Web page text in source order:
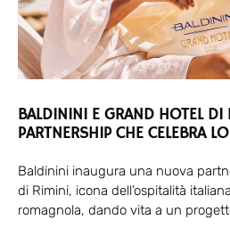
BALDININI E GRAND HOTEL
PARTNERSHIP CHE CELEBRA
Baldinini inaugura una nuova
di Rimini, icona dell’ospitalità
romagnola, dando vita a un